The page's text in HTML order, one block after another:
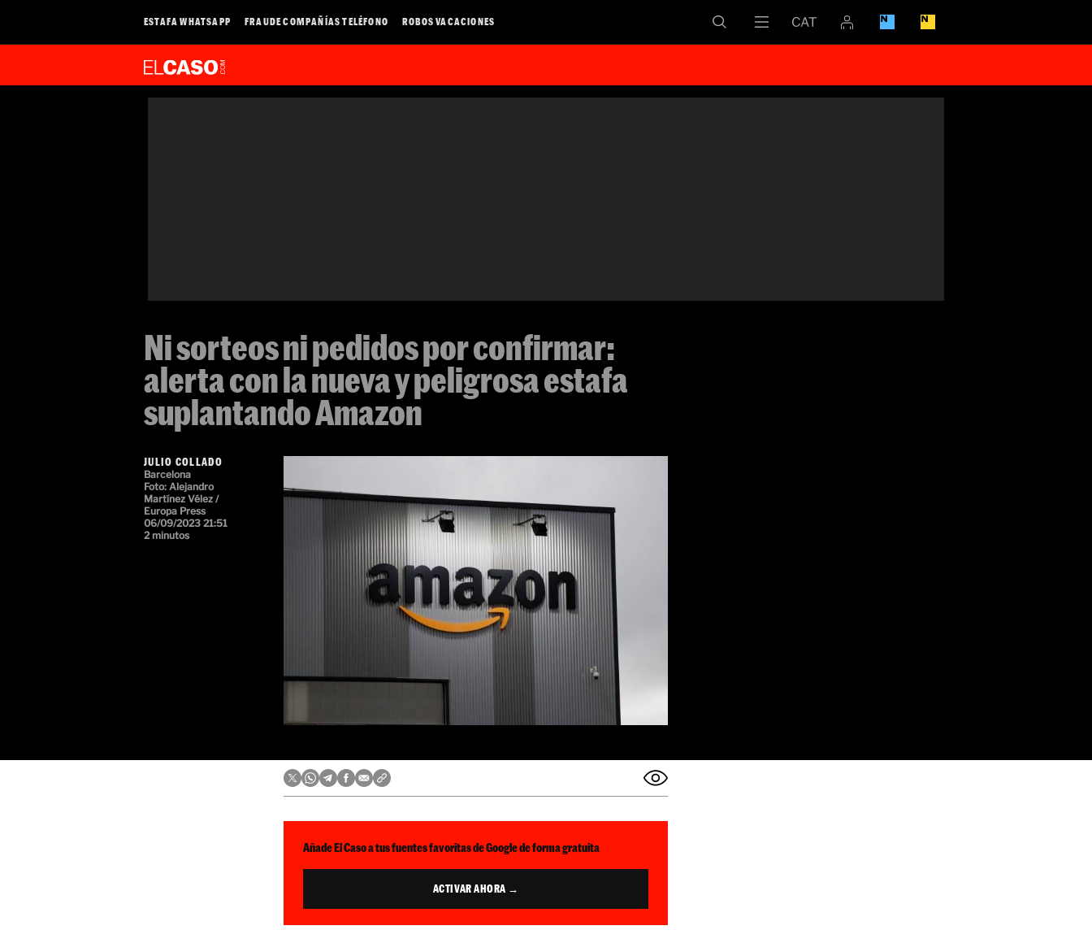
ESTAFA WHATSAPP FRAUDE COMPAÑÍAS TELÉFONO ROBOS VACACIONES
Ni sorteos ni pedidos por confirmar:
alerta con la nueva y peligrosa estafa
suplantando Amazon
JULIO COLLADO
Barcelona
Foto: Alejandro
Martínez Vélez /
Europa Press
06/09/2023 21:51
2 minutos
Añade El Caso a tus fuentes favoritas de Google de forma gratuita
ACTIVAR AHORA →